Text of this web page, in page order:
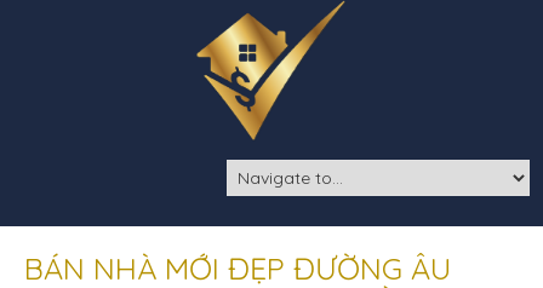
BÁN NHÀ MỚI ĐẸP ĐƯỜNG ÂU